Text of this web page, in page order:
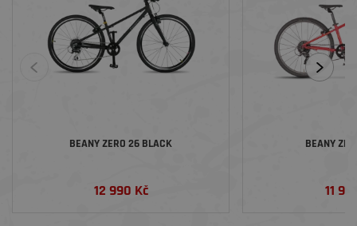
BEANY ZERO 26 BLACK
12 990 Kč
BEANY
11